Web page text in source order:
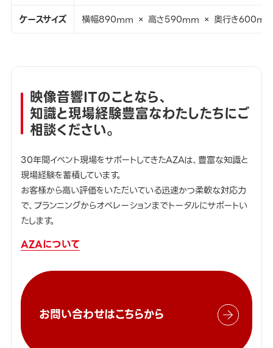
ケースサイズ
横幅890mm × 高さ590mm × 奥行き600mm
映像音響ITのことなら、
知識と現場経験豊富なわたしたちにご
相談ください。
30年間イベント現場をサポートしてきたAZAは、豊富な知識と
現場経験を蓄積しています。
お客様から高い評価をいただいている迅速かつ柔軟な対応力
で、プランニングからオペレーションまでトータルにサポートい
たします。
AZAについて
お問い合わせはこちらから